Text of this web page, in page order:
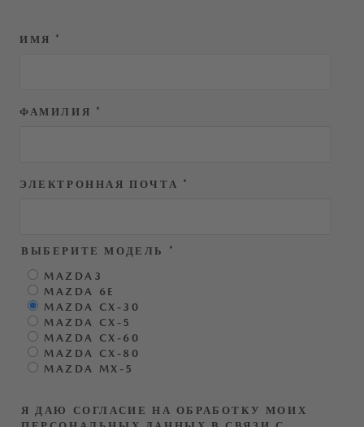
ИМЯ *
ФАМИЛИЯ *
ЭЛЕКТРОННАЯ ПОЧТА *
ВЫБЕРИТЕ МОДЕЛЬ *
MAZDA3
MAZDA 6E
MAZDA CX-30
MAZDA CX-5
MAZDA CX-60
MAZDA CX-80
MAZDA MX-5
Я ДАЮ СОГЛАСИЕ НА ОБРАБОТКУ МОИХ